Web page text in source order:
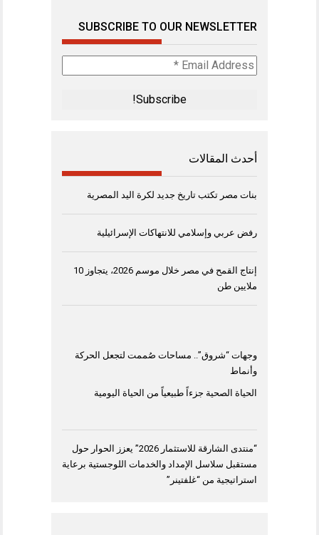
SUBSCRIBE TO OUR NEWSLETTER
Email
Address
أحدث المقالات
بنات مصر تكتب تاريخ جديد لكرة اليد المصرية
رفض عربي وإسلامي للانتهاكات الإسرائيلية
إنتاج القمح في مصر خلال موسم 2026، يتجاوز 10
ملايين طن
وجهات “شروق”.. مساحات صُممت لتجعل الحركة
وأنماط
الحياة الصحية جزءاً طبيعياً من الحياة اليومية
“منتدى الشارقة للاستثمار 2026” يعزز الحوار حول
مستقبل سلاسل الإمداد والخدمات اللوجستية برعاية
استراتيجية من “غلفتينر”